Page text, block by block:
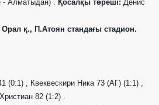
- Алматыдан) . Қосалқы төреші: Денис
Орал қ., П.Атоян стандағы стадион.
(0:1) , Квеквескири Ника 73 (АГ) (1:1) ,
82 (1:2) .